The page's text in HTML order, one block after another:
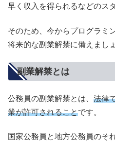
早く収入を得られるなどのス
そのため、今からプログラミ
将来的な副業解禁に備えましょ
副業解禁とは
公務員の副業解禁とは、 法律
業が許可されることです。
国家公務員と地方公務員のそ